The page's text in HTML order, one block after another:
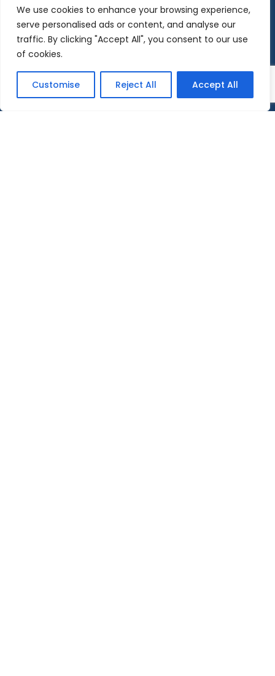
We use cookies to enhance your browsing experience,
serve personalised ads or content, and analyse our
traffic. By clicking "Accept All", you consent to our use
of cookies.
Customise Reject All Accept All